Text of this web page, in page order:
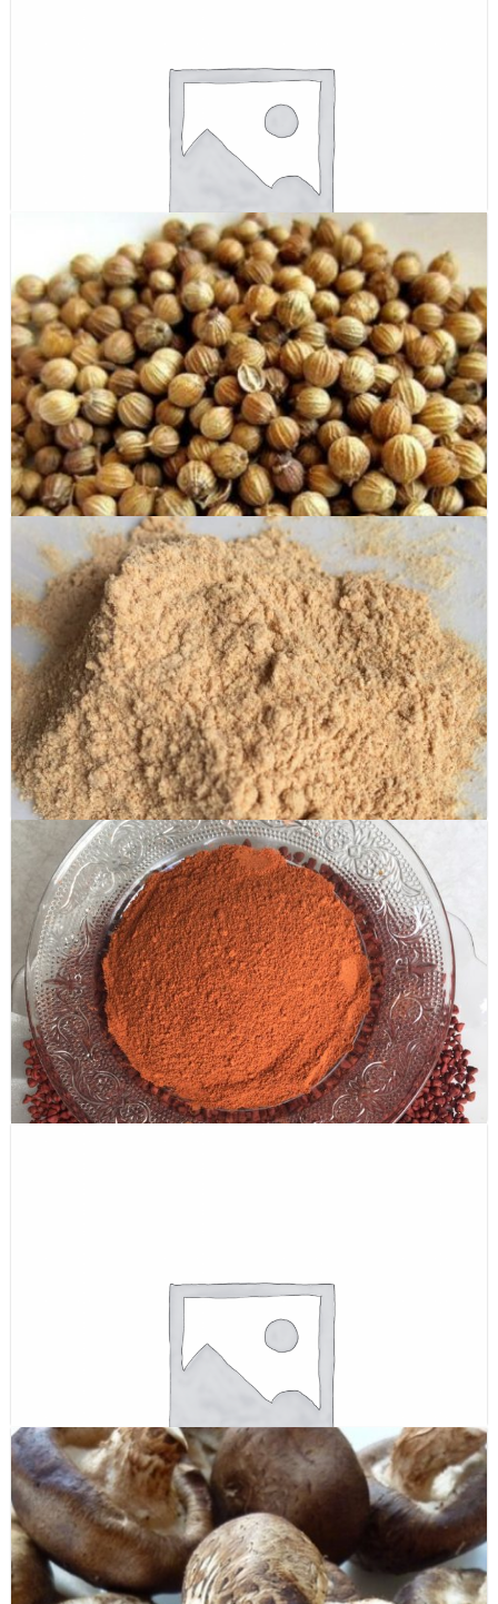
Bột Khoai mỡ (Purple Yam powder)
Bột vỏ măng cụt ( mangosteen shell powder)
Bột Hạt ngò (Coriander Seed powder)
Bột Tỏi (Garlic powder)
Bột hạt điều màu (Annatto seed powder)